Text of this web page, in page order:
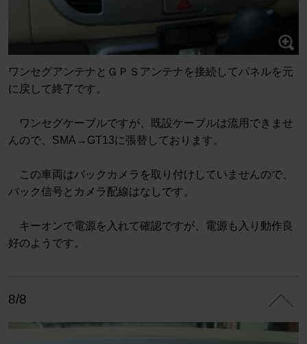
ワンセグアンテナとＧＰＳアンテナを接続してパネルを元
に戻して終了です。
ワンセグケーブルですが、既設ケーブルは流用できませ
んので、SMA→GT13に張替しております。
この車両はバックカメラを取り付けしていませんので、
バック信号とカメラ配線はなしです。
キーオンで電源を入れて確認ですが、電源も入り動作良
好のようです。
8/8